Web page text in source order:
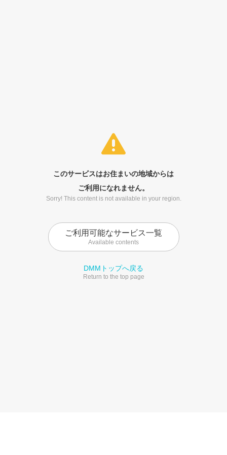
このサービスはお住まいの地域からは
ご利用になれません。
Sorry! This content is not available in your region.
ご利用可能なサービス一覧
Available contents
DMMトップへ戻る
Return to the top page